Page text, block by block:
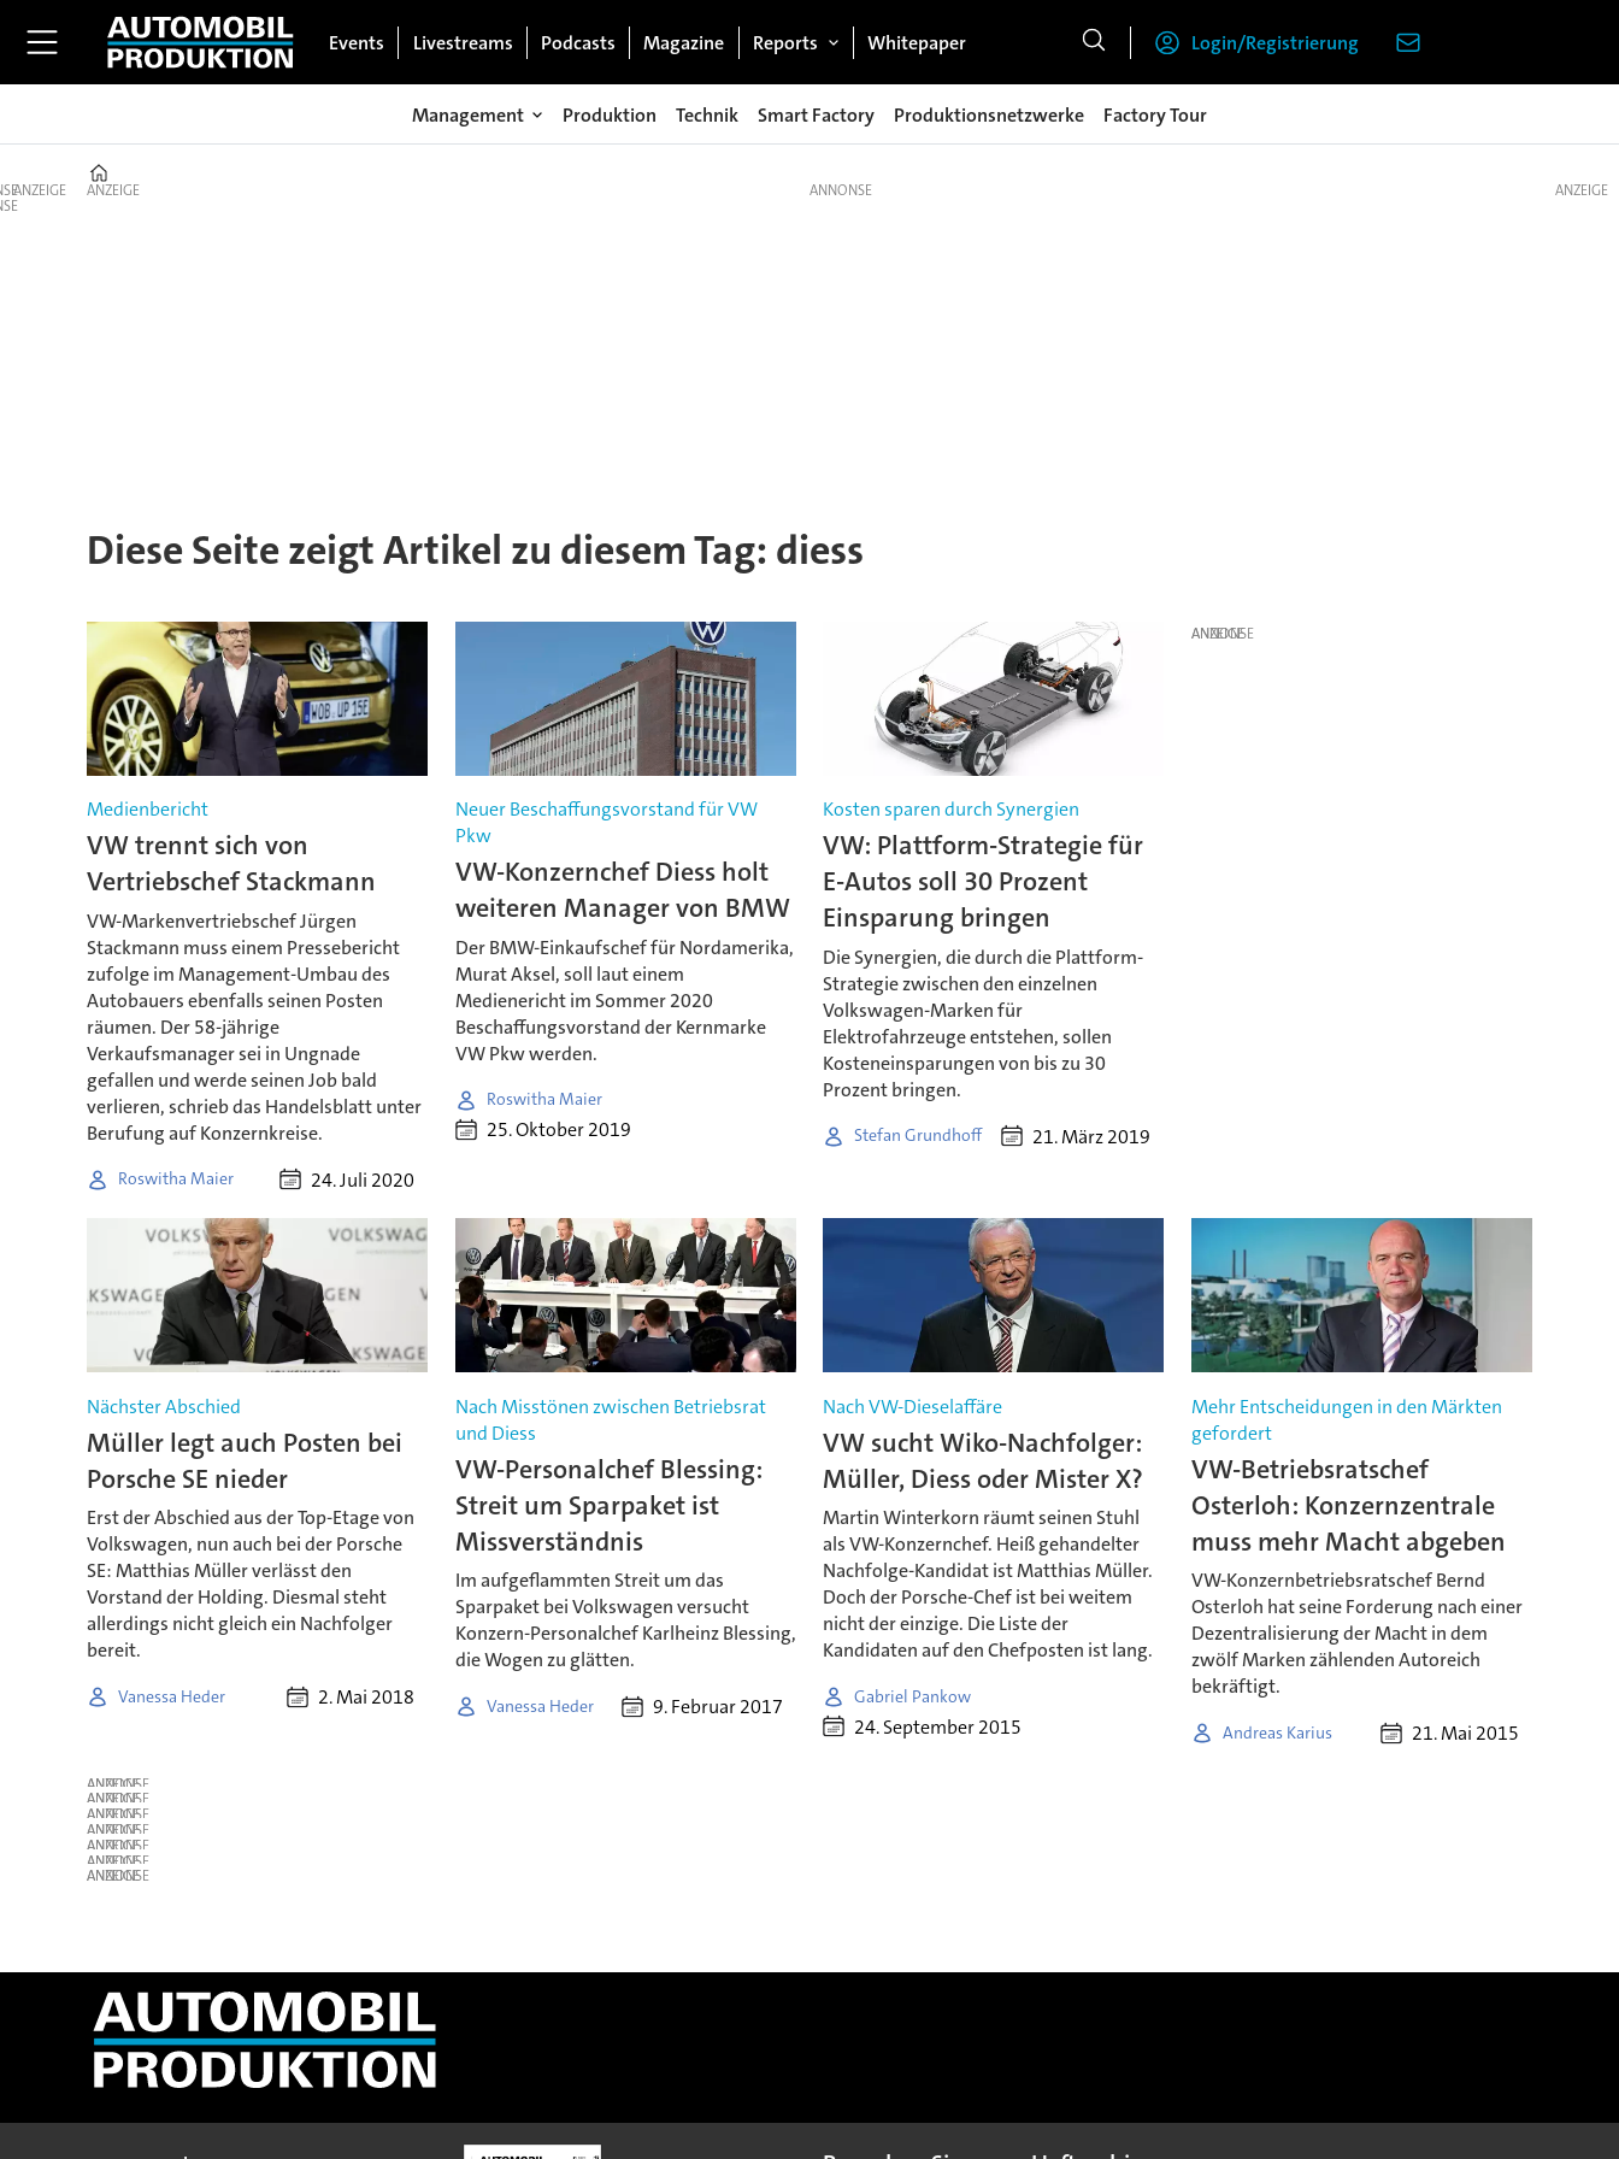
Events Livestreams Podcasts Magazine Reports Whitepaper Login/Registrierung
Management Produktion Technik Smart Factory Produktionsnetzwerke Factory Tour
ANZEIGE ANZEIGE
Diese Seite zeigt Artikel zu diesem Tag: diess
Medienbericht
VW trennt sich von
Vertriebschef Stackmann
VW-Markenvertriebschef Jürgen
Stackmann muss einem Pressebericht
zufolge im Management-Umbau des
Autobauers ebenfalls seinen Posten
räumen. Der 58-jährige
Verkaufsmanager sei in Ungnade
gefallen und werde seinen Job bald
verlieren, schrieb das Handelsblatt unter
Berufung auf Konzernkreise.
Roswitha Maier 24. Juli 2020
Neuer Beschaffungsvorstand für VW
Pkw
VW-Konzernchef Diess holt
weiteren Manager von BMW
Der BMW-Einkaufschef für Nordamerika,
Murat Aksel, soll laut einem
Medienericht im Sommer 2020
Beschaffungsvorstand der Kernmarke
VW Pkw werden.
Roswitha Maier
25. Oktober 2019
Kosten sparen durch Synergien
VW: Plattform-Strategie für
E-Autos soll 30 Prozent
Einsparung bringen
Die Synergien, die durch die Plattform-
Strategie zwischen den einzelnen
Volkswagen-Marken für
Elektrofahrzeuge entstehen, sollen
Kosteneinsparungen von bis zu 30
Prozent bringen.
Stefan Grundhoff 21. März 2019
ANZEIGE
Nächster Abschied
Müller legt auch Posten bei
Porsche SE nieder
Erst der Abschied aus der Top-Etage von
Volkswagen, nun auch bei der Porsche
SE: Matthias Müller verlässt den
Vorstand der Holding. Diesmal steht
allerdings nicht gleich ein Nachfolger
bereit.
Vanessa Heder 2. Mai 2018
Nach Misstönen zwischen Betriebsrat
und Diess
VW-Personalchef Blessing:
Streit um Sparpaket ist
Missverständnis
Im aufgeflammten Streit um das
Sparpaket bei Volkswagen versucht
Konzern-Personalchef Karlheinz Blessing,
die Wogen zu glätten.
Vanessa Heder 9. Februar 2017
Nach VW-Dieselaffäre
VW sucht Wiko-Nachfolger:
Müller, Diess oder Mister X?
Martin Winterkorn räumt seinen Stuhl
als VW-Konzernchef. Heiß gehandelter
Nachfolge-Kandidat ist Matthias Müller.
Doch der Porsche-Chef ist bei weitem
nicht der einzige. Die Liste der
Kandidaten auf den Chefposten ist lang.
Gabriel Pankow
24. September 2015
Mehr Entscheidungen in den Märkten
gefordert
VW-Betriebsratschef
Osterloh: Konzernzentrale
muss mehr Macht abgeben
VW-Konzernbetriebsratschef Bernd
Osterloh hat seine Forderung nach einer
Dezentralisierung der Macht in dem
zwölf Marken zählenden Autoreich
bekräftigt.
Andreas Karius 21. Mai 2015
ANZEIGE
ANZEIGE
ANZEIGE
ANZEIGE
ANZEIGE
ANZEIGE
ANZEIGE
ANZEIGE